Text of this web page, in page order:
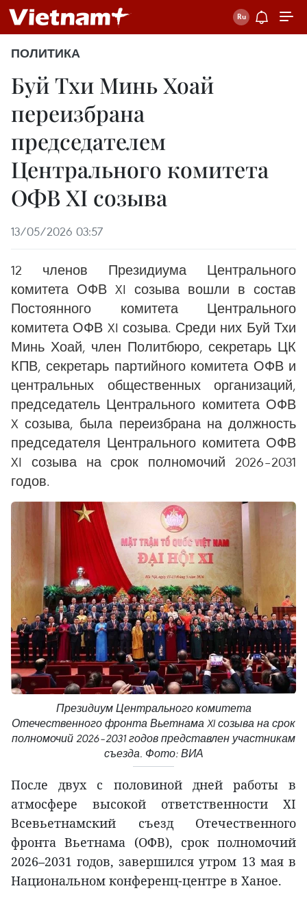
ПОЛИТИКА
Буй Тхи Минь Хоай
переизбрана
председателем
Центрального комитета
ОФВ XI созыва
13/05/2026 03:57
12 членов Президиума Центрального
комитета ОФВ XI созыва вошли в состав
Постоянного комитета Центрального
комитета ОФВ XI созыва. Среди них Буй Тхи
Минь Хоай, член Политбюро, секретарь ЦК
КПВ, секретарь партийного комитета ОФВ и
центральных общественных организаций,
председатель Центрального комитета ОФВ
X созыва, была переизбрана на должность
председателя Центрального комитета ОФВ
XI созыва на срок полномочий 2026–2031
годов.
Президиум Центрального комитета
Отечественного фронта Вьетнама XI созыва на срок
полномочий 2026–2031 годов представлен участникам
съезда. Фото: ВИА
После двух с половиной дней работы в
атмосфере высокой ответственности XI
Всевьетнамский съезд Отечественного
фронта Вьетнама (ОФВ), срок полномочий
2026–2031 годов, завершился утром 13 мая в
Национальном конференц-центре в Ханое.